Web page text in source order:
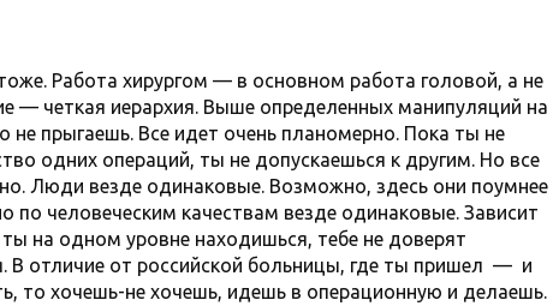
Работа хирургом — в основном работа головой, а не
— четкая иерархия. Выше определенных манипуляций на
не прыгаешь. Все идет очень планомерно. Пока ты не
одних операций, ты не допускаешься к другим. Но все
Люди везде одинаковые. Возможно, здесь они поумнее
по человеческим качествам везде одинаковые. Зависит
на одном уровне находишься, тебе не доверят
В отличие от российской больницы, где ты пришел — и
то хочешь-не хочешь, идешь в операционную и делаешь.